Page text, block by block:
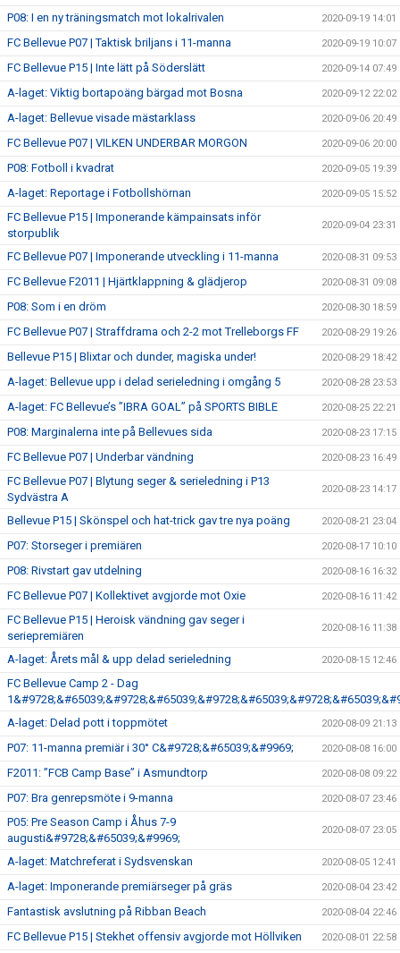
P08: I en ny träningsmatch mot lokalrivalen 2020-09-19 14:01
FC Bellevue P07 | Taktisk briljans i 11-manna 2020-09-19 10:07
FC Bellevue P15 | Inte lätt på Söderslätt 2020-09-14 07:49
A-laget: Viktig bortapoäng bärgad mot Bosna 2020-09-12 22:02
A-laget: Bellevue visade mästarklass 2020-09-06 20:49
FC Bellevue P07 | VILKEN UNDERBAR MORGON 2020-09-06 20:00
P08: Fotboll i kvadrat 2020-09-05 19:39
A-laget: Reportage i Fotbollshörnan 2020-09-05 15:52
FC Bellevue P15 | Imponerande kämpainsats inför
storpublik
2020-09-04 23:31
FC Bellevue P07 | Imponerande utveckling i 11-manna 2020-08-31 09:53
FC Bellevue F2011 | Hjärtklappning & glädjerop 2020-08-31 09:08
P08: Som i en dröm 2020-08-30 18:59
FC Bellevue P07 | Straffdrama och 2-2 mot Trelleborgs FF 2020-08-29 19:26
Bellevue P15 | Blixtar och dunder, magiska under! 2020-08-29 18:42
A-laget: Bellevue upp i delad serieledning i omgång 5 2020-08-28 23:53
A-laget: FC Bellevue’s ”IBRA GOAL” på SPORTS BIBLE 2020-08-25 22:21
P08: Marginalerna inte på Bellevues sida 2020-08-23 17:15
FC Bellevue P07 | Underbar vändning 2020-08-23 16:49
FC Bellevue P07 | Blytung seger & serieledning i P13
Sydvästra A
2020-08-23 14:17
Bellevue P15 | Skönspel och hat-trick gav tre nya poäng 2020-08-21 23:04
P07: Storseger i premiären 2020-08-17 10:10
P08: Rivstart gav utdelning 2020-08-16 16:32
FC Bellevue P07 | Kollektivet avgjorde mot Oxie 2020-08-16 11:42
FC Bellevue P15 | Heroisk vändning gav seger i
seriepremiären
2020-08-16 11:38
A-laget: Årets mål & upp delad serieledning 2020-08-15 12:46
FC Bellevue Camp 2 - Dag
A-laget: Delad pott i toppmötet
2020-08-09 21:13
P07: 11-manna premiär i 30° C&#9728;&#65039;&#9969; 2020-08-08 16:00
F2011: ”FCB Camp Base” i Asmundtorp 2020-08-08 09:22
P07: Bra genrepsmöte i 9-manna 2020-08-07 23:46
P05: Pre Season Camp i Åhus 7-9
augusti&#9728;&#65039;&#9969;
2020-08-07 23:05
A-laget: Matchreferat i Sydsvenskan 2020-08-05 12:41
A-laget: Imponerande premiärseger på gräs 2020-08-04 23:42
Fantastisk avslutning på Ribban Beach 2020-08-04 22:46
FC Bellevue P15 | Stekhet offensiv avgjorde mot Höllviken 2020-08-01 22:58